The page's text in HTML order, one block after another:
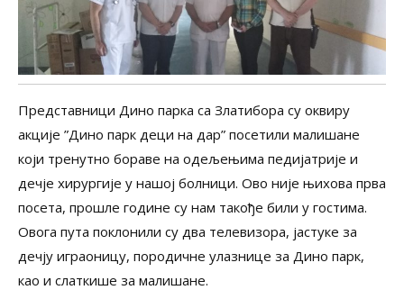
Представници Дино парка са Златибора су оквиру
акције ”Дино парк деци на дар” посетили малишане
који тренутно бораве на одељењима педијатрије и
дечје хирургије у нашој болници. Ово није њихова прва
посета, прошле године су нам такође били у гостима.
Овога пута поклонили су два телевизора, јастуке за
дечју играоницу, породичне улазнице за Дино парк,
као и слаткише за малишане.